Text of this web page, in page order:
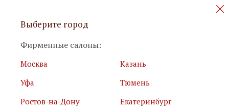
Персональные акции и новинки
Выберите город
Фирменные салоны:
Москва
Казань
Уфа
Тюмень
Ростов-на-Дону
Екатеринбург